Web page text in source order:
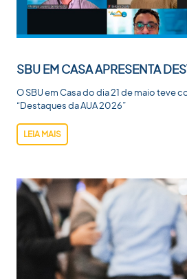
SBU EM CASA APRESENTA
O SBU em Casa do dia 21 de maio teve
“Destaques da AUA 2026”
LEIA MAIS